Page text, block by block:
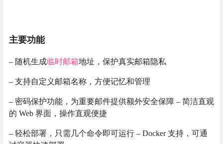
主要功能
– 随机生成临时邮箱地址，保护真实邮箱隐私
– 支持自定义邮箱名称，方便记忆和管理
– 密码保护功能，为重要邮件提供额外安全保障 – 简洁直观
的 Web 界面，操作直观便捷
– 轻松部署，只需几个命令即可运行 – Docker 支持，可通